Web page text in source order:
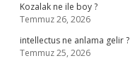
Kozalak ne ile boy ?
Temmuz 26, 2026
intellectus ne anlama gelir ?
Temmuz 25, 2026